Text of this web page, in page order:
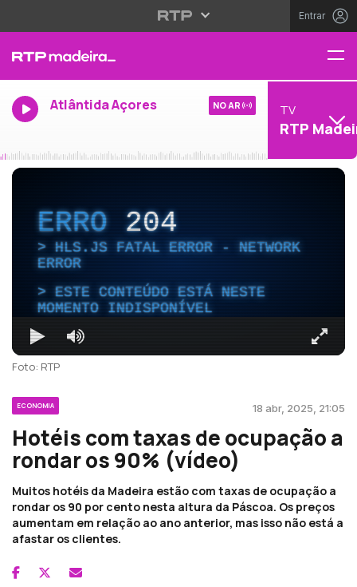
Entrar
Atlântida Açores NO AR TV
RTP
ERRO204
HLS.JS FATAL ERROR - NETWORK
ERROR
ESTE CONTEÚDO ESTÁ NESTE
MOMENTO INDISPONÍVEL
Foto: RTP
ECONOMIA 18 abr, 2025, 21:05
Hotéis com taxas de ocupação a
rondar os 90% (vídeo)
Muitos hotéis da Madeira estão com taxas de ocupação a
rondar os 90 por cento nesta altura da Páscoa. Os preços
aumentam em relação ao ano anterior, mas isso não está a
afastar os clientes.